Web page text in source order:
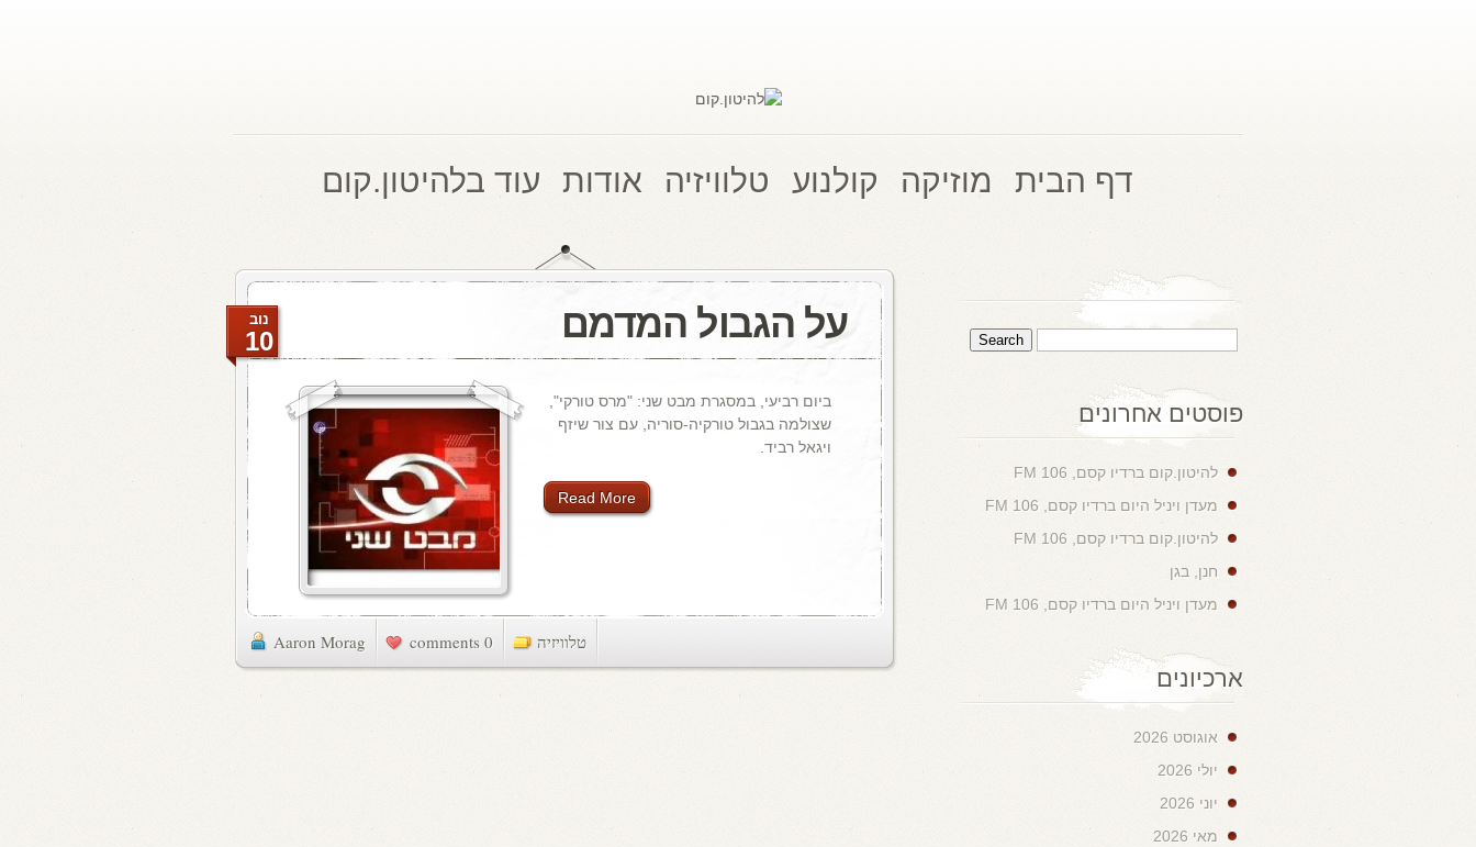
דף הבית מוזיקה קולנוע טלוויזיה אודות עוד בלהיטון.קום
על הגבול המדמם נוב
10
ביום רביעי, במסגרת מבט שני: "מרס טורקי",
שצולמה בגבול טורקיה-סוריה, עם צור שיזף
ויגאל רביד.
Read More
Aaron Morag 0 comments טלוויזיה
פוסטים אחרונים
להיטון.קום ברדיו קסם, 106 FM
מעדן ויניל היום ברדיו קסם, 106 FM
להיטון.קום ברדיו קסם, 106 FM
חנן, בגן
מעדן ויניל היום ברדיו קסם, 106 FM
ארכיונים
אוגוסט 2026
יולי 2026
יוני 2026
מאי 2026